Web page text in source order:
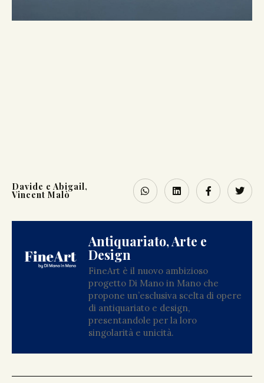
Davide e Abigail,
Vincent Malò
Antiquariato, Arte e
Design
FineArt è il nuovo ambizioso
progetto Di Mano in Mano che
propone un’esclusiva scelta di opere
di antiquariato e design,
presentandole per la loro
singolarità e unicità.